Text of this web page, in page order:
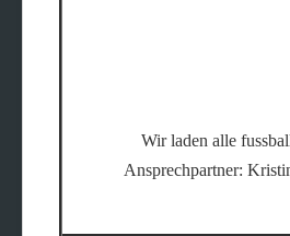
Wir laden alle
Ansprechpartner: